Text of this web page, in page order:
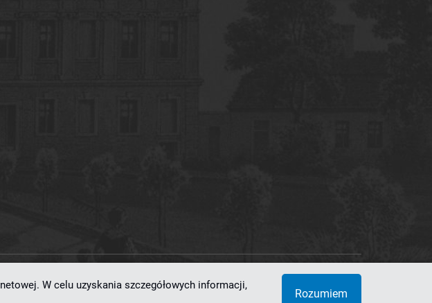
przezPoznańskie Centrum Superkomputerowo-Sieciowe
W celu uzyskania szczegółowych informacji,
Rozumiem